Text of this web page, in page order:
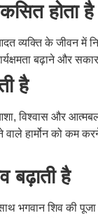
होता है
व्यक्ति के जीवन में
बढ़ाने और
है
विश्वास और
वाले हार्मोन को
बढ़ाती है
भगवान शिव की